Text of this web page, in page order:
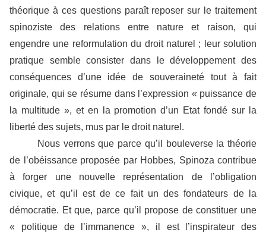
théorique à ces questions paraît reposer sur le traitement
spinoziste des relations entre nature et raison, qui
engendre une reformulation du droit naturel ; leur solution
pratique semble consister dans le développement des
conséquences d’une idée de souveraineté tout à fait
originale, qui se résume dans l’expression « puissance de
la multitude », et en la promotion d’un Etat fondé sur la
liberté des sujets, mus par le droit naturel.
Nous verrons que parce qu’il bouleverse la théorie
de l’obéissance proposée par Hobbes, Spinoza contribue
à forger une nouvelle représentation de l’obligation
civique, et qu’il est de ce fait un des fondateurs de la
démocratie. Et que, parce qu’il propose de constituer une
« politique de l’immanence », il est l’inspirateur des